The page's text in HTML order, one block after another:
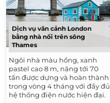
Dịch vụ vãn cảnh London
bằng nhà nổi trên sông
Thames
Ngôi nhà màu hồng, xanh
pastel cao 8 m, nặng tới 70
tấn được dựng và hoàn thành
trong vòng 4 tháng với đầy đủ
hệ thống điện nước hiện đại.